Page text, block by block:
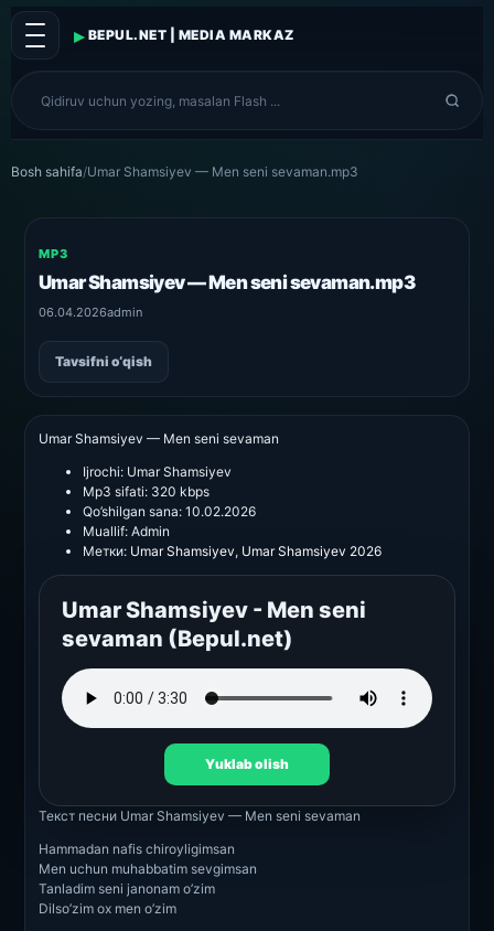
▸ BEPUL.NET | MEDIA MARKAZ
Bosh sahifa/Umar Shamsiyev — Men seni sevaman.mp3
MP3
Umar Shamsiyev — Men seni sevaman.mp3
06.04.2026admin
Tavsifni o‘qish
Umar Shamsiyev — Men seni sevaman
Ijrochi: Umar Shamsiyev
Mp3 sifati: 320 kbps
Qo’shilgan sana: 10.02.2026
Muallif: Admin
Метки: Umar Shamsiyev, Umar Shamsiyev 2026
Umar Shamsiyev - Men seni
sevaman (Bepul.net)
Yuklab olish
Текст песни Umar Shamsiyev — Men seni sevaman
Hammadan nafis chiroyligimsan
Men uchun muhabbatim sevgimsan
Tanladim seni janonam o’zim
Dilso’zim ox men o’zim